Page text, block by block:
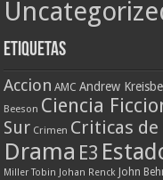
Etiquetas
Accion AMC Andrew
Beeson Ciencia
Sur Crimen Criticas de
Drama E3
Miller Tobin
Johan Renck John